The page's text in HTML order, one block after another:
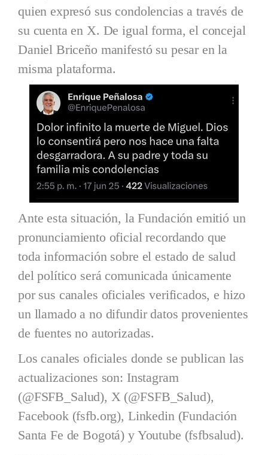
quien expresó sus condolencias a través de
su cuenta en X. De igual forma, el concejal
Daniel Briceño manifestó su pesar en la
misma plataforma.
Ante esta situación, la Fundación emitió un
pronunciamiento oficial recordando que
toda información sobre el estado de salud
del político será comunicada únicamente
por sus canales oficiales verificados, e hizo
un llamado a no difundir datos provenientes
de fuentes no autorizadas.
Los canales oficiales donde se publican las
actualizaciones son: Instagram
(@FSFB_Salud), X (@FSFB_Salud),
Facebook (fsfb.org), Linkedin (Fundación
Santa Fe de Bogotá) y Youtube (fsfbsalud).